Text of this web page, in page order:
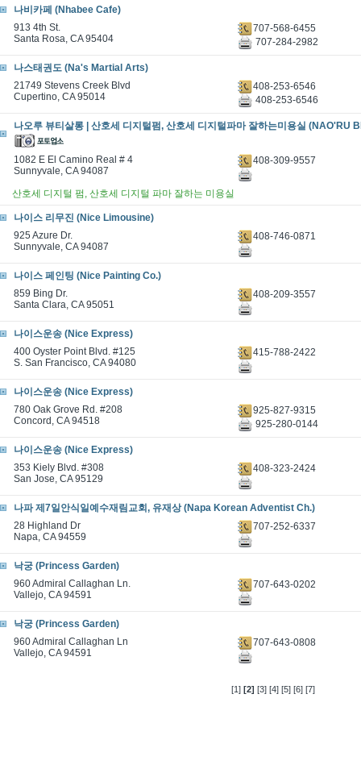
나비카페 (Nhabee Cafe)
913 4th St.
Santa Rosa, CA 95404
707-568-6455
707-284-2982
나스태권도 (Na's Martial Arts)
21749 Stevens Creek Blvd
Cupertino, CA 95014
408-253-6546
408-253-6546
나오루 뷰티살롱 | 산호세 디지털펌, 산호세 디지털파마 잘하는미용실 (NAO'RU
1082 E El Camino Real # 4
Sunnyvale, CA 94087
408-309-9557
산호세 디지털 펌, 산호세 디지털 파마 잘하는 미용실
나이스 리무진 (Nice Limousine)
925 Azure Dr.
Sunnyvale, CA 94087
408-746-0871
나이스 페인팅 (Nice Painting Co.)
859 Bing Dr.
Santa Clara, CA 95051
408-209-3557
나이스운송 (Nice Express)
400 Oyster Point Blvd. #125
S. San Francisco, CA 94080
415-788-2422
나이스운송 (Nice Express)
780 Oak Grove Rd. #208
Concord, CA 94518
925-827-9315
925-280-0144
나이스운송 (Nice Express)
353 Kiely Blvd. #308
San Jose, CA 95129
408-323-2424
나파 제7일안식일예수재림교회, 유재상 (Napa Korean Adventist Ch.)
28 Highland Dr
Napa, CA 94559
707-252-6337
낙궁 (Princess Garden)
960 Admiral Callaghan Ln.
Vallejo, CA 94591
707-643-0202
낙궁 (Princess Garden)
960 Admiral Callaghan Ln
Vallejo, CA 94591
707-643-0808
[1] [2] [3] [4] [5] [6] [7]